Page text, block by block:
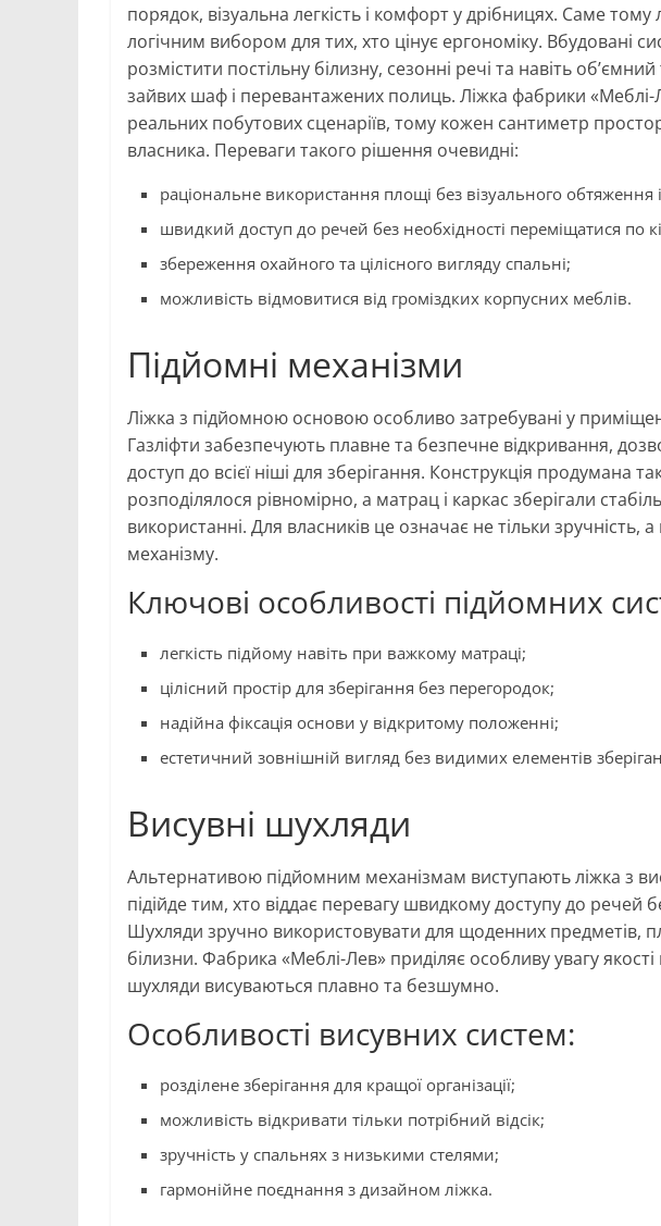
порядок, візуальна легкість і комфорт у дрібницях. Саме
логічним вибором для тих, хто цінує ергономіку. Вбудовані
розмістити постільну білизну, сезонні речі та навіть
зайвих шаф і перевантажених полиць. Ліжка фабрики
реальних побутових сценаріїв, тому кожен сантиметр
власника. Переваги такого рішення очевидні:
раціональне використання площі без візуального обтяження
швидкий доступ до речей без необхідності переміщатися по
збереження охайного та цілісного вигляду спальні;
можливість відмовитися від громіздких корпусних меблів.
Підйомні механізми
Ліжка з підйомною основою особливо затребувані у
Газліфти забезпечують плавне та безпечне відкривання,
доступ до всієї ніші для зберігання. Конструкція продумана
розподілялося рівномірно, а матрац і каркас зберігали
використанні. Для власників це означає не тільки зручність, а
механізму.
Ключові особливості підйомних
легкість підйому навіть при важкому матраці;
цілісний простір для зберігання без перегородок;
надійна фіксація основи у відкритому положенні;
естетичний зовнішній вигляд без видимих елементів
Висувні шухляди
Альтернативою підйомним механізмам виступають ліжка з
підійде тим, хто віддає перевагу швидкому доступу до речей
Шухляди зручно використовувати для щоденних предметів,
білизни. Фабрика «Меблі-Лев» приділяє особливу увагу
шухляди висуваються плавно та безшумно.
Особливості висувних систем:
розділене зберігання для кращої організації;
можливість відкривати тільки потрібний відсік;
зручність у спальнях з низькими стелями;
гармонійне поєднання з дизайном ліжка.